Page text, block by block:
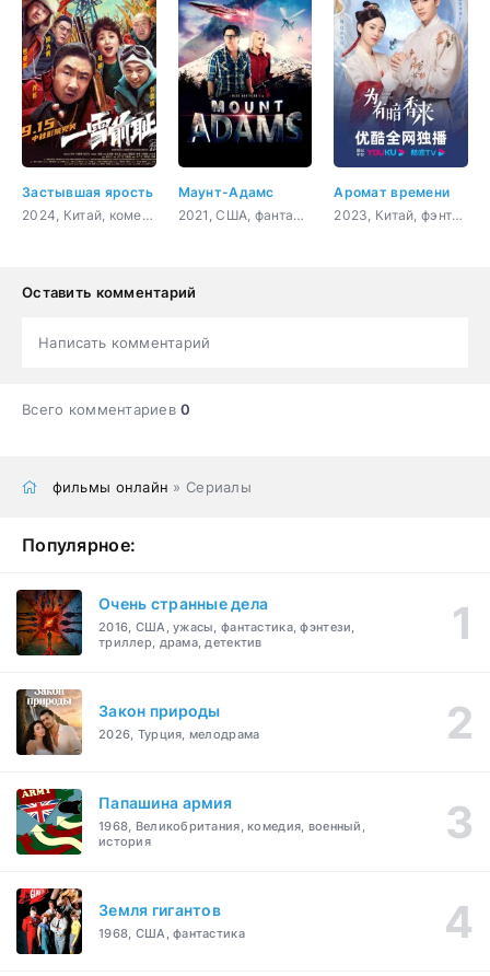
Застывшая ярость
2024, Китай, комедия, криминал
Маунт-Адамс
2021, США, фантастика, боевик, приключения
Аромат времени
2023, Китай, фэнтези, драма, мелодрама
Оставить комментарий
Написать комментарий
Всего комментариев0
фильмы онлайн » Сериалы
Популярное:
Очень странные дела
2016, США, ужасы, фантастика, фэнтези,
триллер, драма, детектив
Закон природы
2026, Турция, мелодрама
Папашина армия
1968, Великобритания, комедия, военный,
история
Земля гигантов
1968, США, фантастика